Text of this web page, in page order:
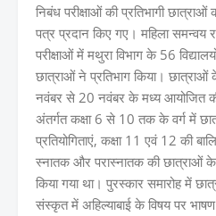
निबंध परीक्षाओं की प्रतिभागी
पत्र प्रदान किए गए। महिला समन्वय
परीक्षाओं में मथुरा विभाग के 56
छात्राओं ने प्रतिभाग किया। छात्राओं
नवंबर से 20 नवंबर के मध्य आयोजित
अंतर्गत कक्षा 6 से 10 तक के वर्ग में
प्रतियोगिताएं, कक्षा 11 एवं 12 की
स्नातक और परास्नातक की छात्राओं
किया गया था। पुरस्कार समारोह में
संस्कृत में अहिल्याबाई के विषय पर